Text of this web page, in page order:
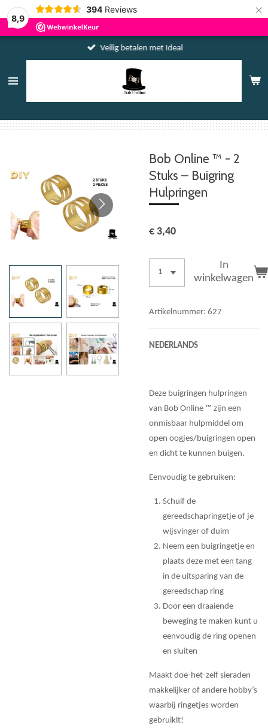
8,9
394 Reviews ×
Veilig betalen met Ideal
Bob Online ™ - 2
Stuks – Buigring
Hulpringen
€ 3,40
In
winkelwagen
Artikelnummer: 627
NEDERLANDS
Deze buigringen hulpringen
van Bob Online ™ zijn een
onmisbaar hulpmiddel om
open oogjes/buigringen open
en dicht te kunnen buigen.
Eenvoudig te gebruiken:
Schuif de
gereedschapringetje of je
wijsvinger of duim
Neem een buigringetje en
plaats deze met een tang
in de uitsparing van de
gereedschap ring
Door een draaiende
beweging te maken kunt u
eenvoudig de ring openen
en sluiten
Maakt doe-het-zelf sieraden
makkelijker of andere hobby’s
waarbij ringetjes worden
gebruiklt!